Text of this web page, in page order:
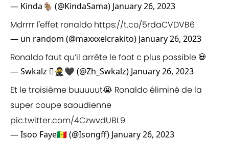
— Kinda🐐 (@KindaSama) January 26, 2023
Mdrrrr l'effet ronaldo https://t.co/5rdaCVDVB6
— un random (@maxxxelcrakito) January 26, 2023
Ronaldo faut qu’il arrête le foot c plus possible 💀
— Swkalz 🥷🖤 (@Zh_Swkalz) January 26, 2023
Et le troisième buuuuut😭 Ronaldo éliminé de la
super coupe saoudienne
pic.twitter.com/4CzwvdUBL9
— Isoo Faye🇸🇳 (@Isongff) January 26, 2023